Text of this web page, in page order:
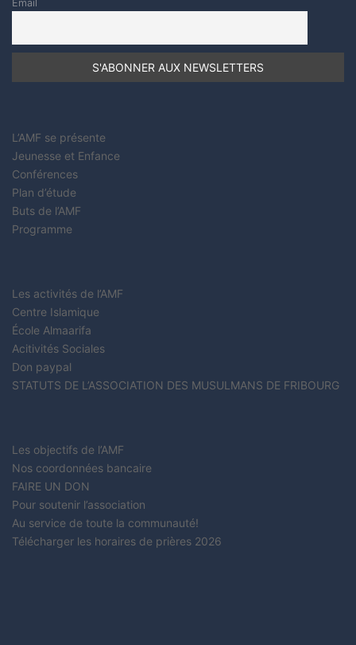
Email
L’AMF se présente
Jeunesse et Enfance
Conférences
Plan d’étude
Buts de l’AMF
Programme
Les activités de l’AMF
Centre Islamique
École Almaarifa
Acitivités Sociales
Don paypal
STATUTS DE L’ASSOCIATION DES MUSULMANS DE FRIBOURG
Les objectifs de l’AMF
Nos coordonnées bancaire
FAIRE UN DON
Pour soutenir l’association
Au service de toute la communauté!
Télécharger les horaires de prières 2026